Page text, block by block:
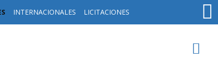
INTERNACIONALES LICITACIONES